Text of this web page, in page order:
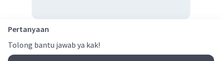
Pertanyaan
Tolong bantu jawab ya kak!